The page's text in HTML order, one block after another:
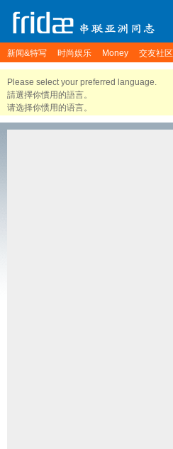
新闻&特写 时尚娱乐 Money 交友社区
Please select your preferred language.
請選擇你慣用的語言。
请选择你惯用的语言。